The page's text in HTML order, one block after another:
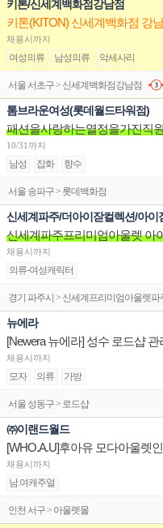
키톤/신세계백화점강남점
키톤(KITON) 신세계백화점 강
채용시까지
여성의류 남성의류 악세사리
서울 서초구 > 신세계백화점강남점
톰브라운여성(롯데월드타워점)
패션을사랑하는열정을가진직
10/31까지
남성 잡화 향수
서울 송파구 > 롯데백화점
신세계파주/더아이잗컬렉션/아이
채용시까지
의류-여성캐릭터
경기 파주시 > 신세계프리미엄아울렛파
뉴에라
[Newera 뉴에라] 성수 로드샵
채용시까지
모자 의류 가방
서울 성동구 > 로드샵
㈜이랜드월드
[WHO.A.U]후아유 모다아울렛
채용시까지
남.여캐주얼
인천 서구 > 아울렛몰